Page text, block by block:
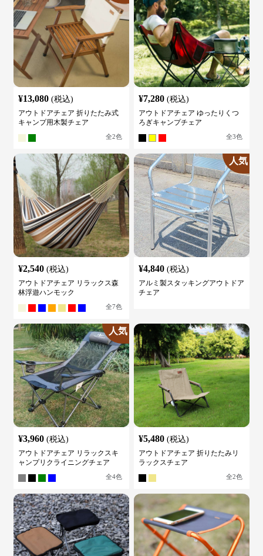
¥13,080 (税込)
アウトドアチェア 折りたたみ式
キャンプ用木製チェア
全2色
¥7,280 (税込)
アウトドアチェア ゆったりくつ
ろぎキャンプチェア
全3色
¥2,540 (税込)
アウトドアチェア リラックス森
林浮遊ハンモック
全7色
人気
¥4,840 (税込)
アルミ製スタッキングアウトドア
チェア
人気
¥3,960 (税込)
アウトドアチェア リラックスキ
ャンプリクライニングチェア
全4色
¥5,480 (税込)
アウトドアチェア 折りたたみリ
ラックスチェア
全2色